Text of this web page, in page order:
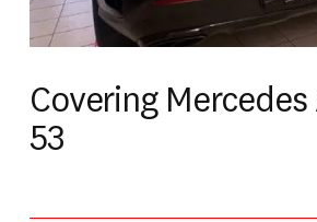
Covering Mercedes
53